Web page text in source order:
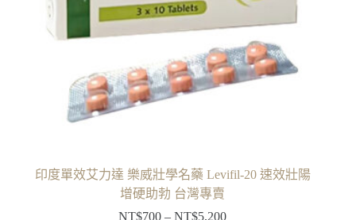
印度單效艾力達 樂威壯學名藥 Levifil-20 速效壯陽
增硬助勃 台灣專賣
NT$700 – NT$5,200